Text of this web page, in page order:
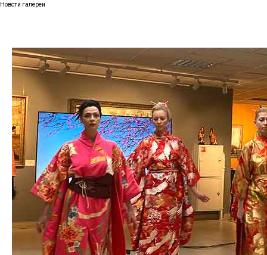
Новсти галереи